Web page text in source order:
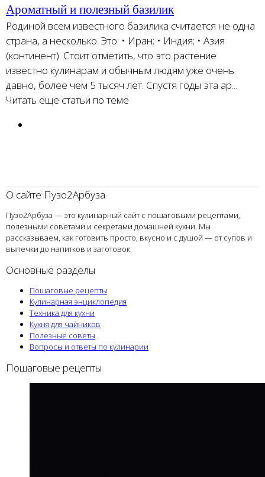
Ароматный и полезный базилик
Родиной всем известного базилика считается не одна
страна, а несколько. Это: • Иран; • Индия; • Азия
(континент). Стоит отметить, что это растение
известно кулинарам и обычным людям уже очень
давно, более чем 5 тысяч лет. Спустя годы эта ар...
Читать еще статьи по теме
О сайте Пузо2Арбуза
Пузо2Арбуза — это кулинарный сайт с пошаговыми рецептами,
полезными советами и секретами домашней кухни. Мы
рассказываем, как готовить просто, вкусно и с душой — от супов и
выпечки до напитков и заготовок.
Основные разделы
Пошаговые рецепты
Кулинарная энциклопедия
Техника для кухни
Кухня для чайников
Полезные советы
Вопросы и ответы по кулинарии
Пошаговые рецепты